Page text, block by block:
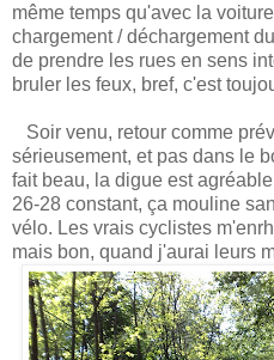
même temps qu'avec la
chargement / déchargement
de prendre les rues en sens
bruler les feux, bref, c'est
Soir venu, retour comme
sérieusement, et pas dans le
fait beau, la digue est
26-28 constant, ça mouline
vélo. Les vrais cyclistes
mais bon, quand j'aurai leurs